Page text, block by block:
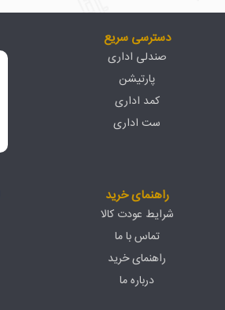
دسترسی سریع
صندلی اداری
پارتیشن
کمد اداری
ست اداری
راهنمای خرید
شرایط عودت کالا
تماس با ما
راهنمای خرید
درباره ما